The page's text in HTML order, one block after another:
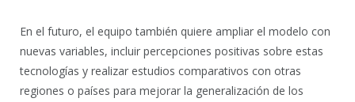
En el futuro, el equipo también quiere ampliar el modelo con
nuevas variables, incluir percepciones positivas sobre estas
tecnologías y realizar estudios comparativos con otras
regiones o países para mejorar la generalización de los